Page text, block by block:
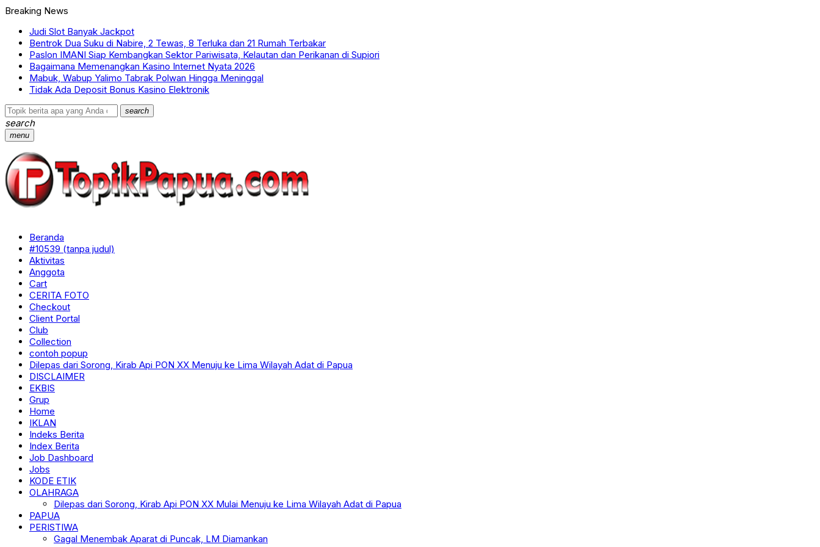
Breaking News
Judi Slot Banyak Jackpot
Bentrok Dua Suku di Nabire, 2 Tewas, 8 Terluka dan 21 Rumah Terbakar
Paslon IMANI Siap Kembangkan Sektor Pariwisata, Kelautan dan Perikanan di Supiori
Bagaimana Memenangkan Kasino Internet Nyata 2026
Mabuk, Wabup Yalimo Tabrak Polwan Hingga Meninggal
Tidak Ada Deposit Bonus Kasino Elektronik
search
search
menu
Beranda
#10539 (tanpa judul)
Aktivitas
Anggota
Cart
CERITA FOTO
Checkout
Client Portal
Club
Collection
contoh popup
Dilepas dari Sorong, Kirab Api PON XX Menuju ke Lima Wilayah Adat di Papua
DISCLAIMER
EKBIS
Grup
Home
IKLAN
Indeks Berita
Index Berita
Job Dashboard
Jobs
KODE ETIK
OLAHRAGA
Dilepas dari Sorong, Kirab Api PON XX Mulai Menuju ke Lima Wilayah Adat di Papua
PAPUA
PERISTIWA
Gagal Menembak Aparat di Puncak, LM Diamankan